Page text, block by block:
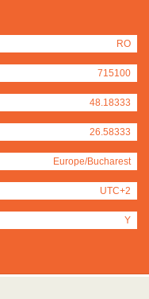
RO
715100
48.18333
26.58333
Europe/Bucharest
UTC+2
Y